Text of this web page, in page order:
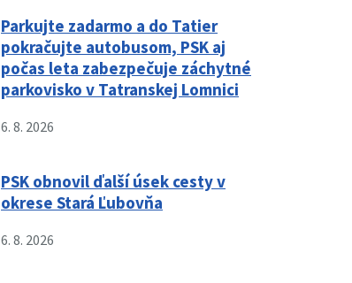
Parkujte zadarmo a do Tatier
pokračujte autobusom, PSK aj
počas leta zabezpečuje záchytné
parkovisko v Tatranskej Lomnici
6. 8. 2026
PSK obnovil ďalší úsek cesty v
okrese Stará Ľubovňa
6. 8. 2026